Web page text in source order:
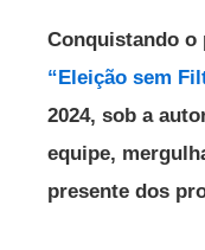
Conquistando o
“Eleição sem
2024, sob a
equipe,
presente dos